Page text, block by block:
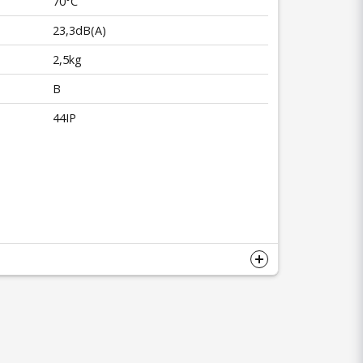
23,3dB(A)
2,5kg
B
44IP